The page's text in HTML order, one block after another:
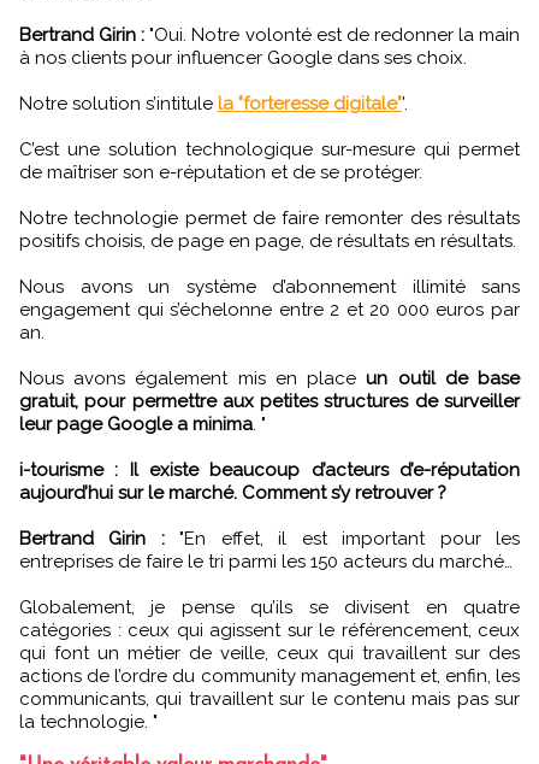
Bertrand Girin : "Oui. Notre volonté est de redonner la main
à nos clients pour influencer Google dans ses choix.
Notre solution s’intitule la "forteresse digitale"’.
C’est une solution technologique sur-mesure qui permet
de maîtriser son e-réputation et de se protéger.
Notre technologie permet de faire remonter des résultats
positifs choisis, de page en page, de résultats en résultats.
Nous avons un système d’abonnement illimité sans
engagement qui s’échelonne entre 2 et 20 000 euros par
an.
Nous avons également mis en placeun outil de base
gratuit, pour permettre aux petites structures de surveiller
leur page Google a minima. "
i-tourisme : Il existe beaucoup d’acteurs d’e-réputation
aujourd’hui sur le marché. Comment s’y retrouver ?
Bertrand Girin :"En effet, il est important pour les
entreprises de faire le tri parmi les 150 acteurs du marché…
Globalement, je pense qu’ils se divisent en quatre
catégories : ceux qui agissent sur le référencement, ceux
qui font un métier de veille, ceux qui travaillent sur des
actions de l’ordre du community management et, enfin, les
communicants, qui travaillent sur le contenu mais pas sur
la technologie. "